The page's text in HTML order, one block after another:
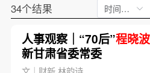
34个结果 时间不限
人事观察｜“70后”程晓波
新甘肃省委常委